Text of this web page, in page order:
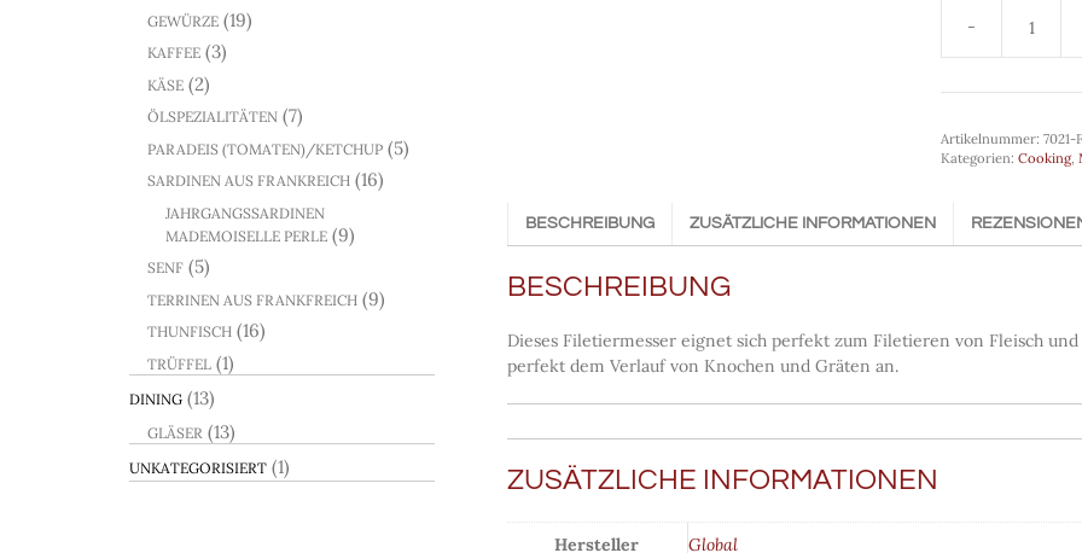
Filetiermesser
21
cm
20
Menge
Artikelnummer:7021-
Kategorien:Cooking,
BESCHREIBUNG ZUSÄTZLICHE INFORMATIONEN
BESCHREIBUNG
Dieses Filetiermesser eignet sich perfekt zum Filetieren von Fleisch
perfekt dem Verlauf von Knochen und Gräten an.
ZUSÄTZLICHE INFORMATIONEN
Hersteller Global
GEWÜRZE (19)
KAFFEE (3)
KÄSE (2)
ÖLSPEZIALITÄTEN (7)
PARADEIS (TOMATEN)/KETCHUP (5)
SARDINEN AUS FRANKREICH (16)
JAHRGANGSSARDINEN
MADEMOISELLE PERLE (9)
SENF (5)
TERRINEN AUS FRANKFREICH (9)
THUNFISCH (16)
TRÜFFEL (1)
DINING (13)
GLÄSER (13)
UNKATEGORISIERT (1)